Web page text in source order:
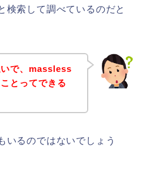
検索して調べているのだと
で、massless
とってできる
いるのではないでしょう